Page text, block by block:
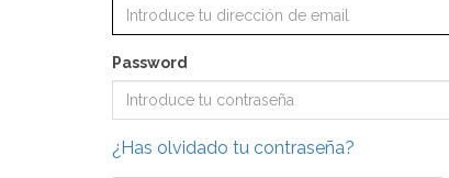
Password
¿Has olvidado tu contraseña?